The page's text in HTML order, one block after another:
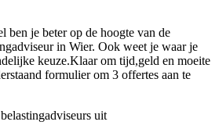
ben je beter op de hoogte van de
in Wier. Ook weet je waar je
keuze.Klaar om tijd,geld en moeite
formulier om 3 offertes aan te
uit